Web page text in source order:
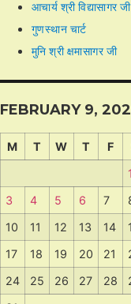
आचार्य श्री विद्यासागर जी
गुणस्थान चार्ट
मुनि श्री क्षमासागर जी
FEBRUARY 9,
M T W T F
1
3
4 5 6 7
10
11 12 13 14
17
18 19 20 21
24
25 26 27 28